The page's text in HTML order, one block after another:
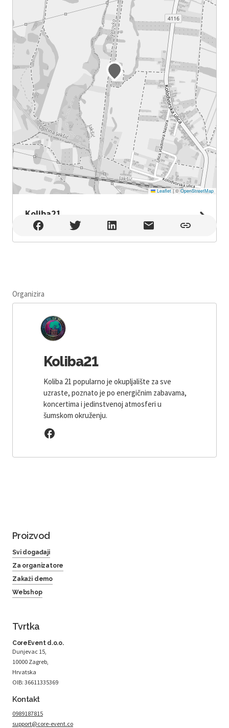
Leaflet |© OpenStreetMap
Koliba21
Koliba21 , Jakšić
Organizira
Koliba21
Koliba 21 popularno je okupljalište za sve
uzraste, poznato je po energičnim zabavama,
koncertima i jedinstvenoj atmosferi u
šumskom okruženju.
Proizvod
Svi događaji
Za organizatore
Zakaži demo
Webshop
Tvrtka
CoreEvent d.o.o.
Dunjevac 15,
10000 Zagreb,
Hrvatska
OIB: 36611335369
Kontakt
0989187815
support@core-event.co